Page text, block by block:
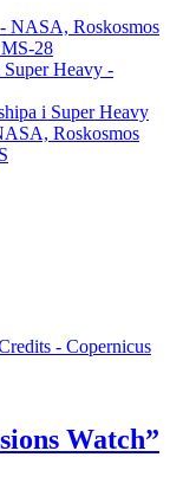
28
i Super Heavy
Watch”